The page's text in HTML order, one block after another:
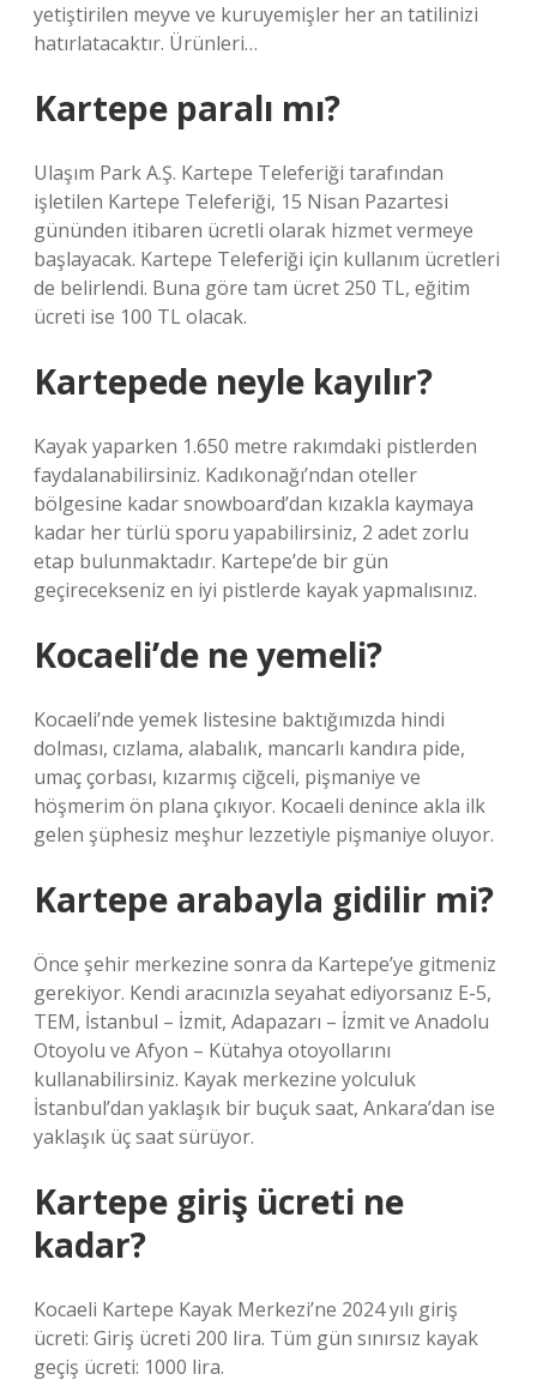
yetiştirilen meyve ve kuruyemişler her an tatilinizi
hatırlatacaktır. Ürünleri…
Kartepe paralı mı?
Ulaşım Park A.Ş. Kartepe Teleferiği tarafından
işletilen Kartepe Teleferiği, 15 Nisan Pazartesi
gününden itibaren ücretli olarak hizmet vermeye
başlayacak. Kartepe Teleferiği için kullanım ücretleri
de belirlendi. Buna göre tam ücret 250 TL, eğitim
ücreti ise 100 TL olacak.
Kartepede neyle kayılır?
Kayak yaparken 1.650 metre rakımdaki pistlerden
faydalanabilirsiniz. Kadıkonağı’ndan oteller
bölgesine kadar snowboard’dan kızakla kaymaya
kadar her türlü sporu yapabilirsiniz, 2 adet zorlu
etap bulunmaktadır. Kartepe’de bir gün
geçirecekseniz en iyi pistlerde kayak yapmalısınız.
Kocaeli’de ne yemeli?
Kocaeli’nde yemek listesine baktığımızda hindi
dolması, cızlama, alabalık, mancarlı kandıra pide,
umaç çorbası, kızarmış ciğceli, pişmaniye ve
höşmerim ön plana çıkıyor. Kocaeli denince akla ilk
gelen şüphesiz meşhur lezzetiyle pişmaniye oluyor.
Kartepe arabayla gidilir mi?
Önce şehir merkezine sonra da Kartepe’ye gitmeniz
gerekiyor. Kendi aracınızla seyahat ediyorsanız E-5,
TEM, İstanbul – İzmit, Adapazarı – İzmit ve Anadolu
Otoyolu ve Afyon – Kütahya otoyollarını
kullanabilirsiniz. Kayak merkezine yolculuk
İstanbul’dan yaklaşık bir buçuk saat, Ankara’dan ise
yaklaşık üç saat sürüyor.
Kartepe giriş ücreti ne
kadar?
Kocaeli Kartepe Kayak Merkezi’ne 2024 yılı giriş
ücreti: Giriş ücreti 200 lira. Tüm gün sınırsız kayak
geçiş ücreti: 1000 lira.